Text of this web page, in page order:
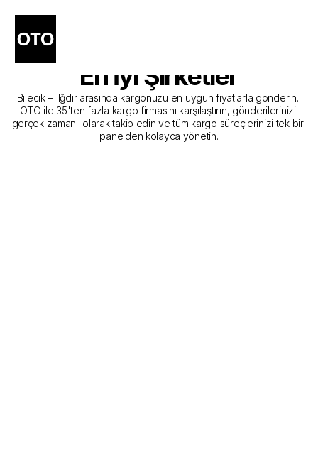
Bilecik - Iğdır Kargo
Gönderim Hizmeti Sunan
En İyi Şirketler
Bilecik –  Iğdır arasında kargonuzu en uygun fiyatlarla gönderin.
OTO ile 35'ten fazla kargo firmasını karşılaştırın, gönderilerinizi
gerçek zamanlı olarak takip edin ve tüm kargo süreçlerinizi tek bir
panelden kolayca yönetin.